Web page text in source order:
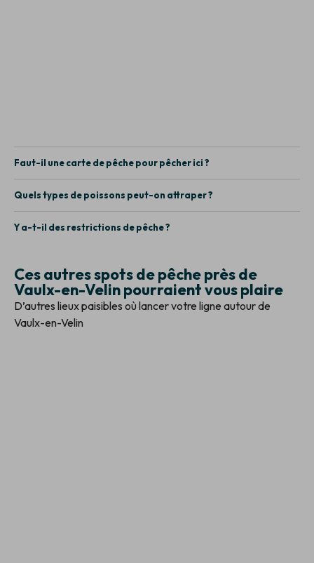
Faut-il une carte de pêche pour pêcher ici ?
Quels types de poissons peut-on attraper ?
Y a-t-il des restrictions de pêche ?
Ces autres spots de pêche près de
Vaulx-en-Velin pourraient vous plaire
D’autres lieux paisibles où lancer votre ligne autour de
Vaulx-en-Velin